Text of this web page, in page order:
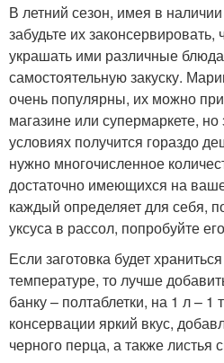
В летний сезон, имея в
забудьте их
украшать ими различные
самостоятельную закуску.
очень популярны, их можно
магазине или супермаркете,
условиях получится гораздо
нужно многочисленное
достаточно имеющихся на
каждый определяет для себя,
уксуса в рассол, попробуйте
Если заготовка будет
температуре, то лучше
банку – полтаблетки, на 1 л – 1
консервации яркий вкус,
черного перца, а также